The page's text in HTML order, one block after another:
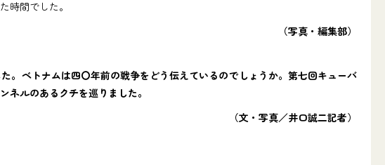
時間でした。
（写真・編集部）
。ベトナムは四〇年前の戦争をどう伝えているのでしょうか。第七回キューバ
ルのあるクチを巡りました。
（文・写真／井口誠二記者）